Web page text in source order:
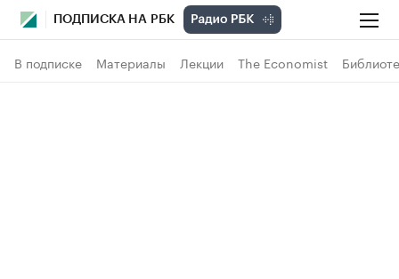
ПОДПИСКА НА РБК
В подписке Материалы Лекции The Economist